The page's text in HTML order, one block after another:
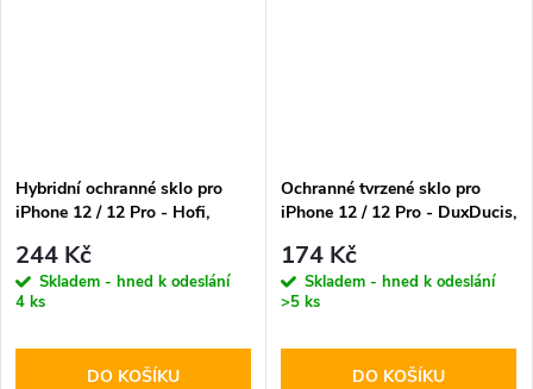
Hybridní ochranné sklo pro
iPhone 12 / 12 Pro - Hofi,
244 Kč
Skladem - hned k odeslání
4 ks
DO KOŠÍKU
Ochranné tvrzené sklo pro
iPhone 12 / 12 Pro - DuxDucis,
174 Kč
Skladem - hned k odeslání
>5 ks
DO KOŠÍKU